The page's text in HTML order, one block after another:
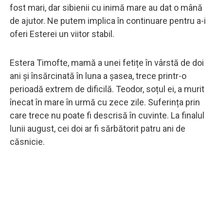
fost mari, dar sibienii cu inimă mare au dat o mână
de ajutor. Ne putem implica în continuare pentru a-i
oferi Esterei un viitor stabil.
Estera Timofte, mamă a unei fetițe în vârstă de doi
ani și însărcinată în luna a șasea, trece printr-o
perioadă extrem de dificilă. Teodor, soțul ei, a murit
înecat în mare în urmă cu zece zile. Suferința prin
care trece nu poate fi descrisă în cuvinte. La finalul
lunii august, cei doi ar fi sărbătorit patru ani de
căsnicie.